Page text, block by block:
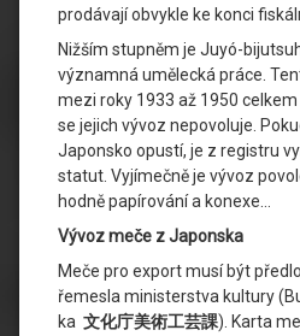
prodávají obvykle ke konci
Nižším stupněm je Juyó-
významná umělecká práce.
mezi roky 1933 až 1950
se jejich vývoz nepovoluje.
Japonsko opustí, je z registru
statut. Vyjímečně je vývoz
hodně papírování a konexe…
Vývoz meče z Japonska
Meče pro export musí být
řemesla ministerstva kultury
ka 文化庁美術工芸課). Karta